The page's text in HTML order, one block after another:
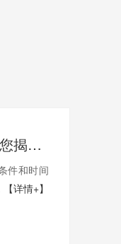
深圳减速电机电机厂家为您揭秘:减速电机的可靠性与故障分析
件和时间
【详情+】